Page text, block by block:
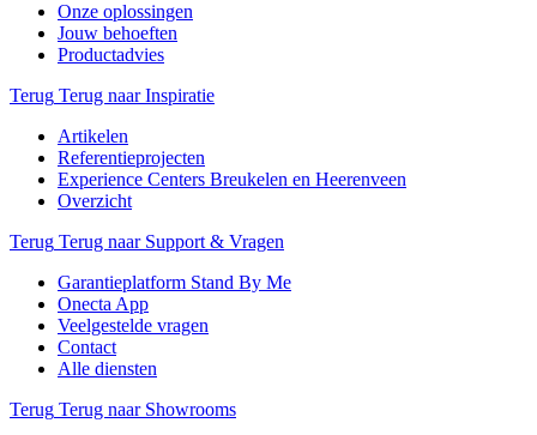
Onze oplossingen
Jouw behoeften
Productadvies
Terug Terug naar Inspiratie
Artikelen
Referentieprojecten
Experience Centers Breukelen en Heerenveen
Overzicht
Terug Terug naar Support & Vragen
Garantieplatform Stand By Me
Onecta App
Veelgestelde vragen
Contact
Alle diensten
Terug Terug naar Showrooms